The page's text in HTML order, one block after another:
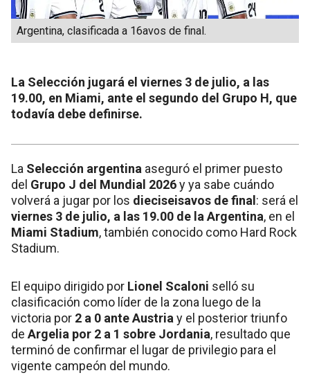
Argentina, clasificada a 16avos de final.
La Selección jugará el viernes 3 de julio, a las
19.00, en Miami, ante el segundo del Grupo H, que
todavía debe definirse.
La Selección argentina aseguró el primer puesto
del Grupo J del Mundial 2026y ya sabe cuándo
volverá a jugar por los dieciseisavos de final : será el
viernes 3 de julio, a las 19.00 de la Argentina, en el
Miami Stadium, también conocido como Hard Rock
Stadium.
El equipo dirigido por Lionel Scaloni selló su
clasificación como líder de la zona luego de la
victoria por 2 a 0 ante Austria y el posterior triunfo
de Argelia por 2 a 1 sobre Jordania, resultado que
terminó de confirmar el lugar de privilegio para el
vigente campeón del mundo.